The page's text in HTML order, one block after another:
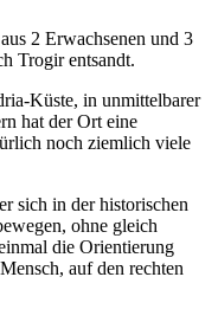
2 Erwachsenen und 3
Trogir entsandt.
Küste, in unmittelbarer
hat der Ort eine
noch ziemlich viele
sich in der historischen
ohne gleich
die Orientierung
auf den rechten